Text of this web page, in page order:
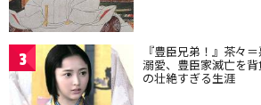
3 『豊臣兄弟！』茶々
溺愛、豊臣家滅亡を
の壮絶すぎる生涯